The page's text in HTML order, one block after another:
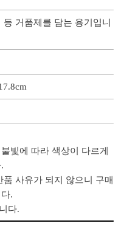
거품제를 담는 용기입니
빛에 따라 색상이 다르게
사유가 되지 않으니 구매
.
다.